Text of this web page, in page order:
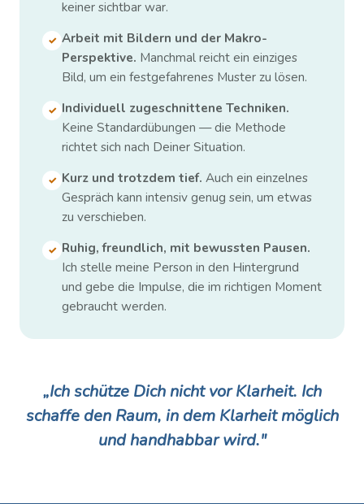
keiner sichtbar war.
✓ Arbeit mit Bildern und der Makro-
Perspektive. Manchmal reicht ein einziges
Bild, um ein festgefahrenes Muster zu lösen.
✓ Individuell zugeschnittene Techniken.
Keine Standardübungen — die Methode
richtet sich nach Deiner Situation.
✓ Kurz und trotzdem tief. Auch ein einzelnes
Gespräch kann intensiv genug sein, um etwas
zu verschieben.
✓ Ruhig, freundlich, mit bewussten Pausen.
Ich stelle meine Person in den Hintergrund
und gebe die Impulse, die im richtigen Moment
gebraucht werden.
„Ich schütze Dich nicht vor Klarheit. Ich
schaffe den Raum, in dem Klarheit möglich
und handhabbar wird."